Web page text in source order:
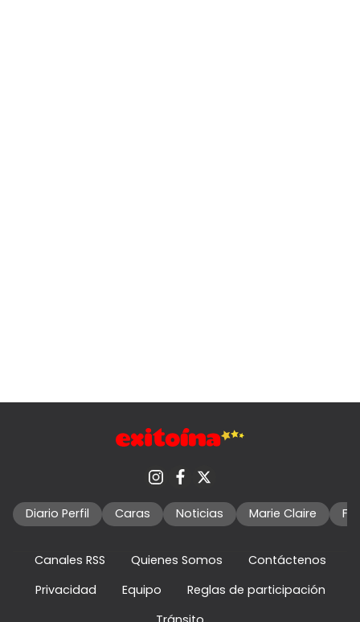
Diario Perfil Caras Noticias Marie Claire
Canales RSS Quienes Somos
Contáctenos
Privacidad
Equipo
Reglas de participación